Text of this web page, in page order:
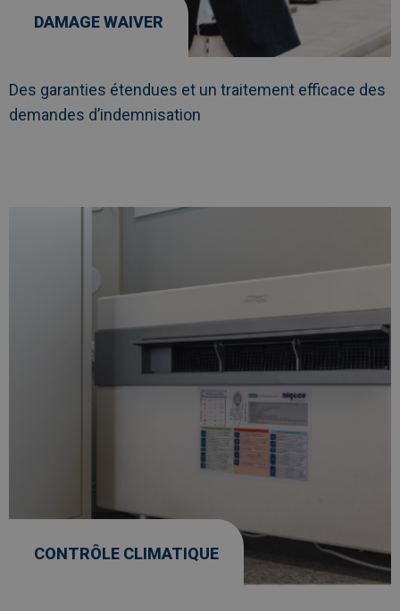
DAMAGE WAIVER
Des garanties étendues et un traitement efficace des
demandes d’indemnisation
CONTRÔLE CLIMATIQUE